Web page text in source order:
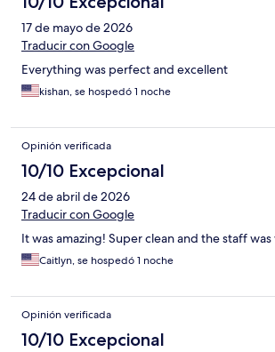
17 de mayo de 2026
Traducir con Google
Everything was perfect and excellent
kishan, se hospedó 1 noche
Opinión verificada
10/10 Excepcional
24 de abril de 2026
Traducir con Google
It was amazing! Super clean and the staff
Caitlyn, se hospedó 1 noche
Opinión verificada
10/10 Excepcional